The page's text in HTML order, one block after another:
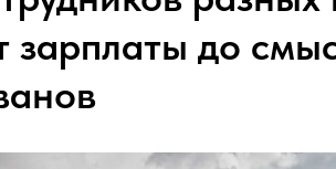
зарплаты до